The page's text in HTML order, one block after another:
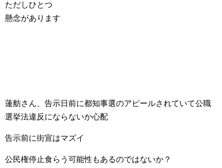
ただしひとつ
懸念があります
蓮舫さん、告示日前に都知事選のアピールされていて公職
選挙法違反にならないか心配
告示前に街宣はマズイ
公民権停止食らう可能性もあるのではないか？